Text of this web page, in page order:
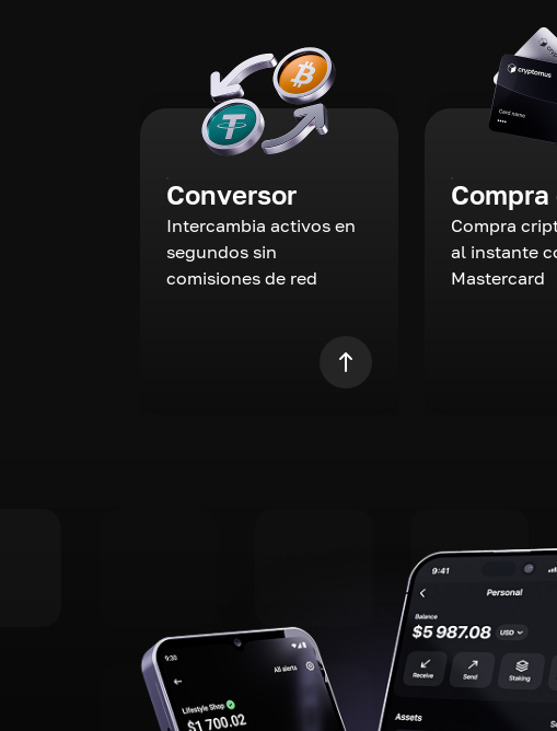
Conversor
Intercambia activos en
segundos sin
comisiones de red
Compra
al instante
Mastercard